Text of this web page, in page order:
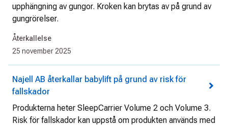
upphängning av gungor. Kroken kan brytas av på grund av
gungrörelser.
Återkallelse
25 november 2025
Najell AB återkallar babylift på grund av risk för
fallskador
Produkterna heter SleepCarrier Volume 2 och Volume 3.
Risk för fallskador kan uppstå om produkten används med